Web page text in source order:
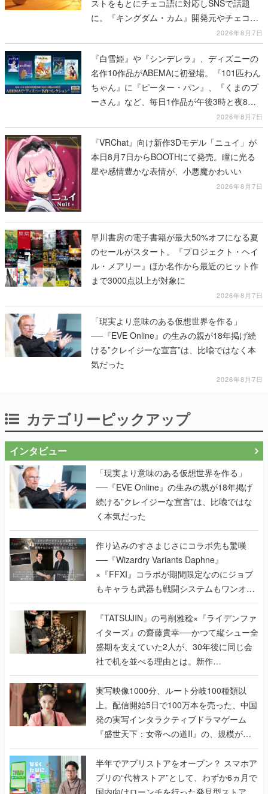
ストをもとにチェコ語に対応しSNSで話題
に。『キングダム・カム』開発元やチェコの
2026年8月7日
『白雪姫』や『シンデレラ』、ディズニーの
名作10作品がABEMAに初登場。『101匹わん
ちゃん』に『ピーター・パン』、『くまのプ
ーさん』など、毎日1作品が午後3時と夜8時
2026年8月7日
『VRChat』向け新作3Dモデル「ニュイ」が
本日8月7日からBOOTHにて発売。瞳に光る
星や感情豊かな表情が、小悪魔かわいい
2026年8月7日
早川書房の電子書籍が最大50%オフになる夏
のセールがスタート。『プロジェクト・ヘイ
ル・メアリー』ほか名作から最近のヒット作
まで3000点以上が対象に
2026年8月7日
「現実より意味のある仮想世界を作る」
──『EVE Online』の生みの親が18年掲げ続
ける”クレイジーな宣言”は、比喩ではなく本
気だった
2026年8月7日
カテゴリーピックアップ
インタビュー
「現実より意味のある仮想世界を作る」
──『EVE Online』の生みの親が18年掲げ
続ける”クレイジーな宣言”は、比喩ではな
く本気だった
作り込みのすさまじさにコラボ先も驚嘆
──『Wizardry Variants Daphne』
×『FFXI』コラボが期間限定なのにジョブ
もキャラも武器も戦闘システムもワンオフ
で作り込まれた理由を両ディレクターに聞
く
『TATSUJIN』の弓削雅稔×『ライデンファ
イターズ』の齋藤貴幸──かつて縦シュー全
盛期を支えていた2人が、30年後に同じ会
社で机を並べる理由とは。新作
『TATSUJIN EXTREME』で初タッグを組
んだレジェンド2人に訊く開発秘話
実写映像1000分、ルート分岐100種類以
上。配信開始5日で100万本を売った、中国
発の実写インタラクティブドラマゲーム
『盛世天下：女帝への道II』の、規模が違
うこだわりをプロデューサーに聞いた
半年でアプリストアをオープン？ スマホア
プリの“代替ストア”として、わずか6ヵ月で